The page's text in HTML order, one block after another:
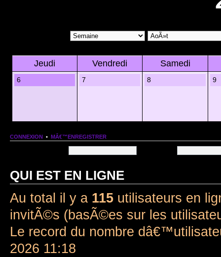
Jeudi Vendredi Samedi
6 7 8 9
CONNEXION • MÂ€™ENREGISTRER
QUI EST EN LIGNE
Au total il y a 115 utilisateurs en
invitÃ©s (basÃ©es sur les
Le record du nombre
2026 11:18